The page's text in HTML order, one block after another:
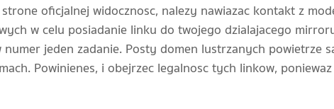
oficjalnej widocznosc, nalezy nawiazac kontakt z
w celu posiadanie linku do twojego dzialajacego
jeden zadanie. Posty domen lustrzanych powietrze
Powinienes, i obejrzec legalnosc tych linkow,